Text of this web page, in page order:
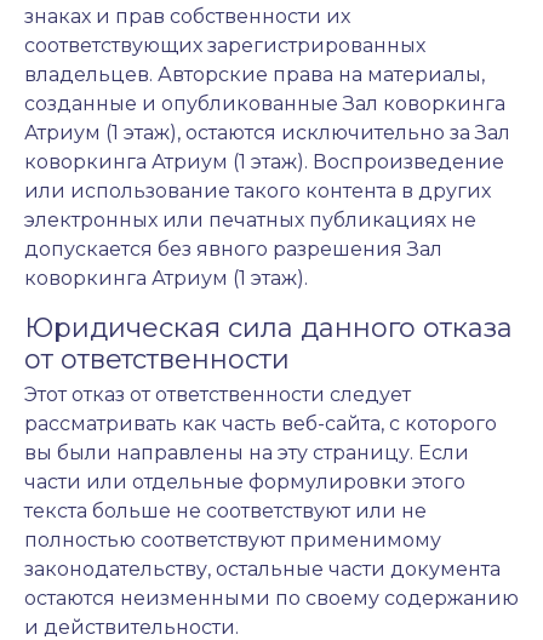
знаках и прав собственности их
соответствующих зарегистрированных
владельцев. Авторские права на материалы,
созданные и опубликованные Зал коворкинга
Атриум (1 этаж), остаются исключительно за Зал
коворкинга Атриум (1 этаж). Воспроизведение
или использование такого контента в других
электронных или печатных публикациях не
допускается без явного разрешения Зал
коворкинга Атриум (1 этаж).
Юридическая сила данного отказа
от ответственности
Этот отказ от ответственности следует
рассматривать как часть веб-сайта, с которого
вы были направлены на эту страницу. Если
части или отдельные формулировки этого
текста больше не соответствуют или не
полностью соответствуют применимому
законодательству, остальные части документа
остаются неизменными по своему содержанию
и действительности.